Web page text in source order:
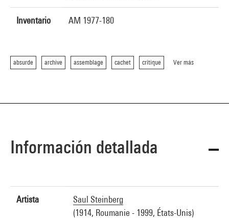
Inventario AM 1977-180
absurde archive assemblage cachet critique Ver más
Información detallada
Artista
Saul Steinberg
(1914, Roumanie - 1999, États-Unis)